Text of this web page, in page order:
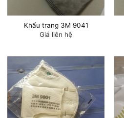
Khẩu trang 3M 9041
Giá liên hệ